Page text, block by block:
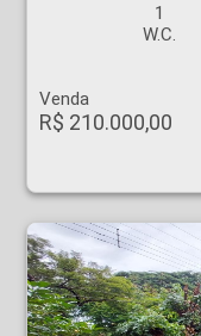
1
W.C.
Venda
R$ 210.000,00